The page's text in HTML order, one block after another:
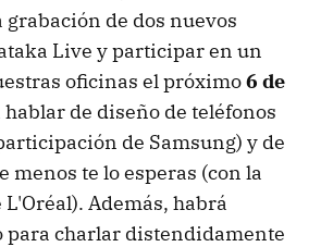
de dos nuevos
Live y participar en un
oficinas el próximo6 de
hablar de diseño de teléfonos
de Samsung) y de
menos te lo esperas (con la
Además, habrá
para charlar distendidamente